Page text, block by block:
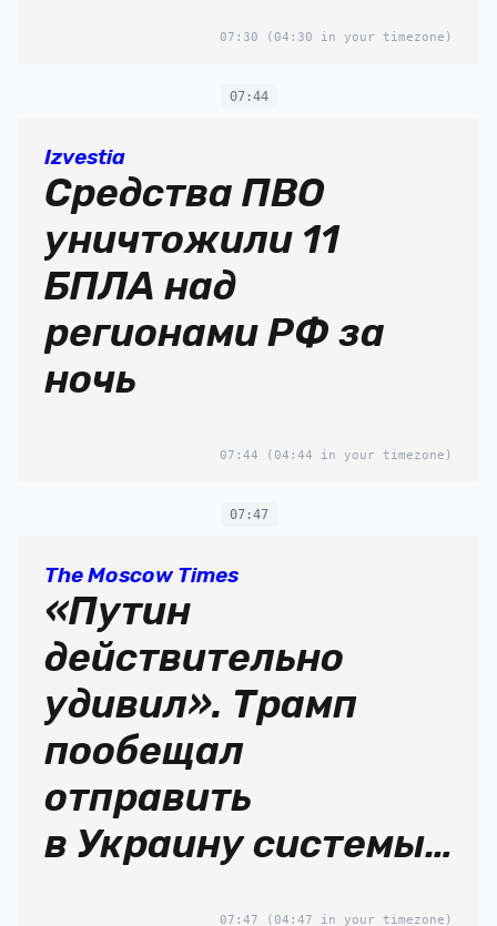
07:30 (04:30 in your timezone)
07:44
Izvestia
Средства ПВО
уничтожили 11
БПЛА над
регионами РФ за
ночь
07:44 (04:44 in your timezone)
07:47
The Moscow Times
«Путин
действительно
удивил». Трамп
пообещал
отправить
в Украину системы
07:47 (04:47 in your timezone)